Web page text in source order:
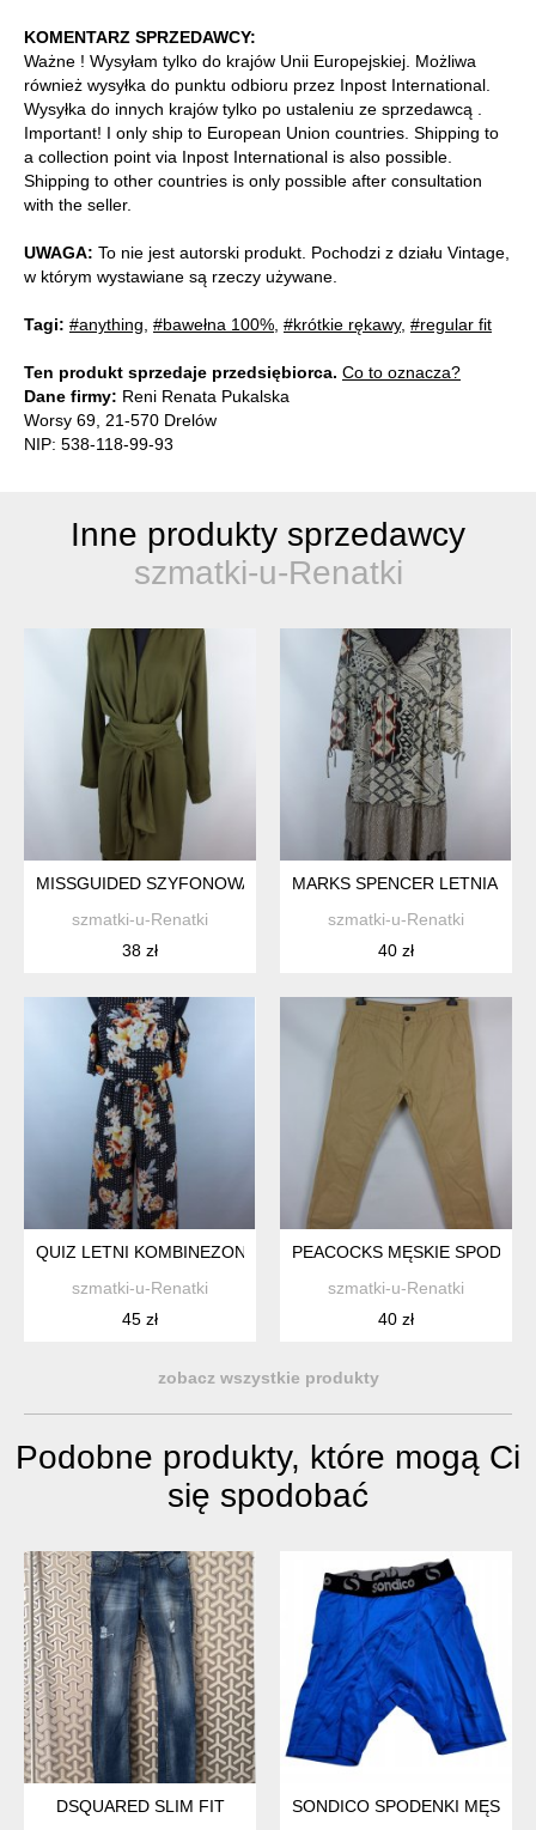
KOMENTARZ SPRZEDAWCY:
Ważne ! Wysyłam tylko do krajów Unii Europejskiej. Możliwa
również wysyłka do punktu odbioru przez Inpost International.
Wysyłka do innych krajów tylko po ustaleniu ze sprzedawcą .
Important! I only ship to European Union countries. Shipping to
a collection point via Inpost International is also possible.
Shipping to other countries is only possible after consultation
with the seller.
UWAGA: To nie jest autorski produkt. Pochodzi z działu Vintage,
w którym wystawiane są rzeczy używane.
Tagi: #anything #bawełna 100% #krótkie rękawy, #regular fit
Ten produkt sprzedaje przedsiębiorca. Co to oznacza?
Dane firmy: Reni Renata Pukalska
Worsy 69, 21-570 Drelów
NIP: 538-118-99-93
Inne produkty sprzedawcy
szmatki-u-Renatki
MISSGUIDED SZYFONOWA DŁUŻSZA ASYMETRYCZNA
szmatki-u-Renatki
38 zł
MARKS SPENCER LETNIA
szmatki-u-Renatki
40 zł
QUIZ LETNI KOMBINEZON W KWIATY 10 / 36
szmatki-u-Renatki
45 zł
PEACOCKS MĘSKIE
szmatki-u-Renatki
40 zł
zobacz wszystkie produkty
Podobne produkty, które mogą Ci
się spodobać
DSQUARED SLIM FIT
SONDICO SPODENKI MĘSKIE